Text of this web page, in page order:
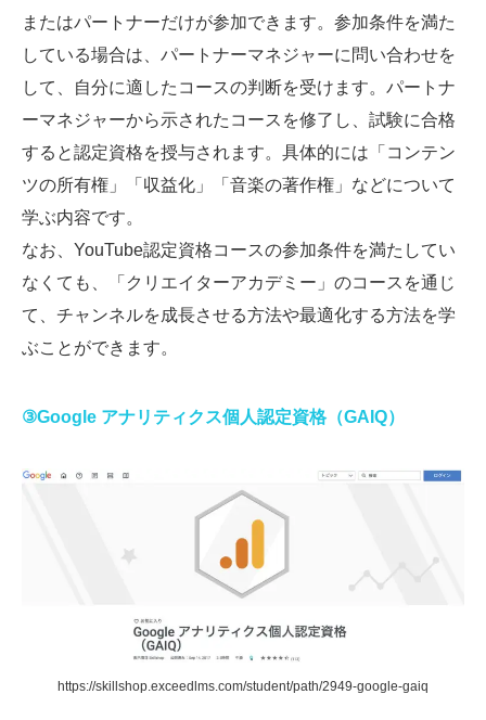
またはパートナーだけが参加できます。参加条件を満た
している場合は、パートナーマネジャーに問い合わせを
して、自分に適したコースの判断を受けます。パートナ
ーマネジャーから示されたコースを修了し、試験に合格
すると認定資格を授与されます。具体的には「コンテン
ツの所有権」「収益化」「音楽の著作権」などについて
学ぶ内容です。
なお、YouTube認定資格コースの参加条件を満たしてい
なくても、「クリエイターアカデミー」のコースを通じ
て、チャンネルを成長させる方法や最適化する方法を学
ぶことができます。
③Google アナリティクス個人認定資格（GAIQ）
https://skillshop.exceedlms.com/student/path/2949-google-gaiq